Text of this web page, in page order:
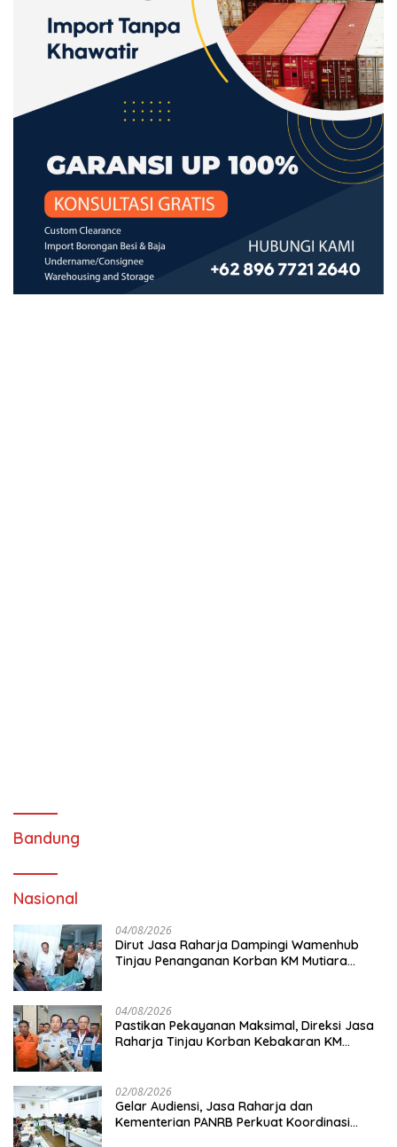
Bandung
Nasional
04/08/2026
Dirut Jasa Raharja Dampingi Wamenhub
Tinjau Penanganan Korban KM Mutiara
04/08/2026
Pastikan Pekayanan Maksimal, Direksi Jasa
Raharja Tinjau Korban Kebakaran KM
02/08/2026
Gelar Audiensi, Jasa Raharja dan
Kementerian PANRB Perkuat Koordinasi